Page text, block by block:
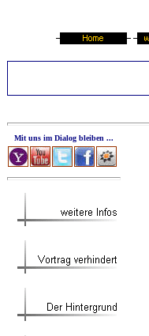
Mit uns im Dialog bleiben ...